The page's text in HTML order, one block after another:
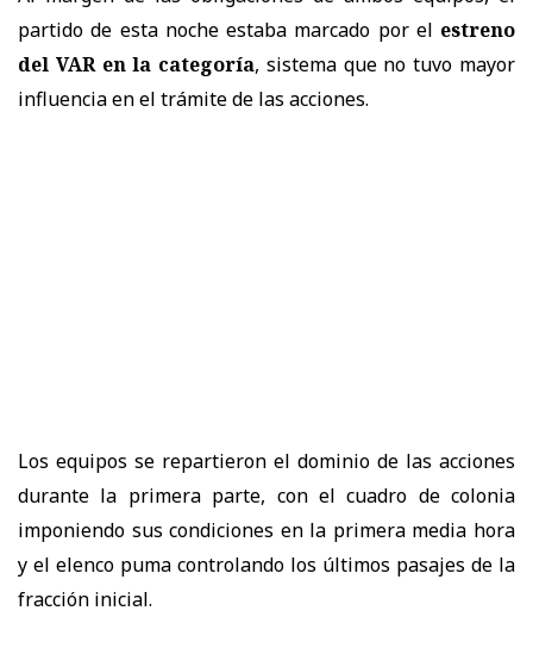
partido de esta noche estaba marcado por el estreno
del VAR en la categoría, sistema que no tuvo mayor
influencia en el trámite de las acciones.
Los equipos se repartieron el dominio de las acciones
durante la primera parte, con el cuadro de colonia
imponiendo sus condiciones en la primera media hora
y el elenco puma controlando los últimos pasajes de la
fracción inicial.